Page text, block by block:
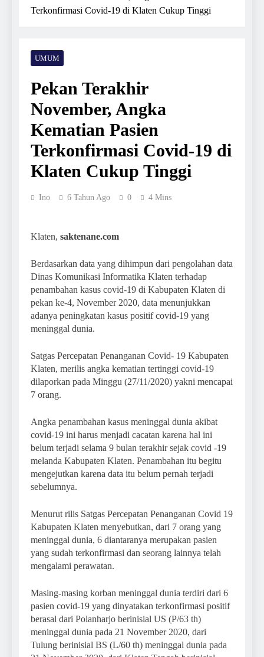
Terkonfirmasi Covid-19 di Klaten Cukup Tinggi
UMUM
Pekan Terakhir
November, Angka
Kematian Pasien
Terkonfirmasi Covid-19 di
Klaten Cukup Tinggi
Ino 6 Tahun Ago 0 4 Mins
Klaten, saktenane.com
Berdasarkan data yang dihimpun dari pengolahan data
Dinas Komunikasi Informatika Klaten terhadap
penambahan kasus covid-19 di Kabupaten Klaten di
pekan ke-4, November 2020, data menunjukkan
adanya peningkatan kasus positif covid-19 yang
meninggal dunia.
Satgas Percepatan Penanganan Covid- 19 Kabupaten
Klaten, merilis angka kematian tertinggi covid-19
dilaporkan pada Minggu (27/11/2020) yakni mencapai
7 orang.
Angka penambahan kasus meninggal dunia akibat
covid-19 ini harus menjadi cacatan karena hal ini
belum terjadi selama 9 bulan terakhir sejak covid -19
melanda Kabupaten Klaten. Penambahan itu begitu
mengejutkan karena data itu belum pernah terjadi
sebelumnya.
Menurut rilis Satgas Percepatan Penanganan Covid 19
Kabupaten Klaten menyebutkan, dari 7 orang yang
meninggal dunia, 6 diantaranya merupakan pasien
yang sudah terkonfirmasi dan seorang lainnya telah
mengalami perawatan.
Masing-masing korban meninggal dunia terdiri dari 6
pasien covid-19 yang dinyatakan terkonfirmasi positif
berasal dari Polanharjo berinisial US (P/63 th)
meninggal dunia pada 21 November 2020, dari
Tulung berinisial BS (L/60 th) meninggal dunia pada